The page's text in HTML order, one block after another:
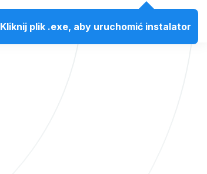
PL
Kliknij plik .exe, aby uruchomić instalator